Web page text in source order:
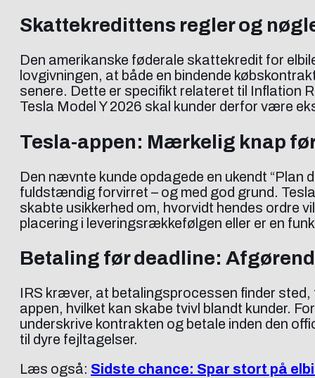
Skattekredittens regler og
Den amerikanske føderale skattekredit for
lovgivningen, at både en bindende
senere. Dette er specifikt relateret til Inflation
Tesla Model Y 2026 skal kunder derfor være
Tesla-appen: Mærkelig knap
Den nævnte kunde opdagede en ukendt “Plan
fuldstændig forvirret – og med god grund.
skabte usikkerhed om, hvorvidt hendes ordre
placering i leveringsrækkefølgen eller er en
Betaling før deadline:
IRS kræver, at betalingsprocessen finder
appen, hvilket kan skabe tvivl blandt kunder.
underskrive kontrakten og betale inden den
til dyre fejltagelser.
Læs også: Sidste chance: Spar stort på